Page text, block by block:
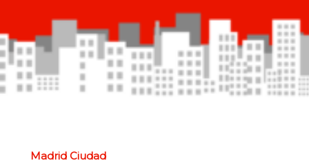
Madrid Ciudad